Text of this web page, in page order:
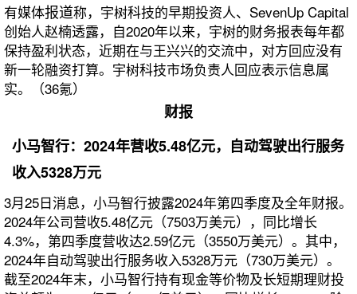
有媒体报道称，宇树科技的早期投资人、SevenUp Capital
创始人赵楠透露，自2020年以来，宇树的财务报表每年都
保持盈利状态，近期在与王兴兴的交流中，对方回应没有
新一轮融资打算。宇树科技市场负责人回应表示信息属
实。（36氪）
财报
小马智行：2024年营收5.48亿元，自动驾驶出行服务
收入5328万元
3月25日消息，小马智行披露2024年第四季度及全年财报。
2024年公司营收5.48亿元（7503万美元），同比增长
4.3%，第四季度营收达2.59亿元（3550万美元）。其中，
2024年自动驾驶出行服务收入5328万元（730万美元）。
截至2024年末，小马智行持有现金等价物及长短期理财投